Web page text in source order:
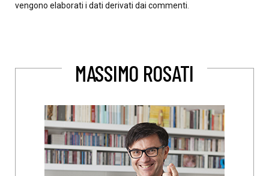
vengono elaborati i dati derivati dai commenti.
MASSIMO ROSATI